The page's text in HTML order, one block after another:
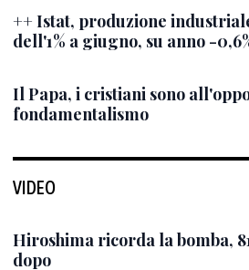
++ Istat, produzione
dell'1% a giugno, su anno -
Il Papa, i cristiani sono
fondamentalismo
VIDEO
Hiroshima ricorda la bomba,
dopo